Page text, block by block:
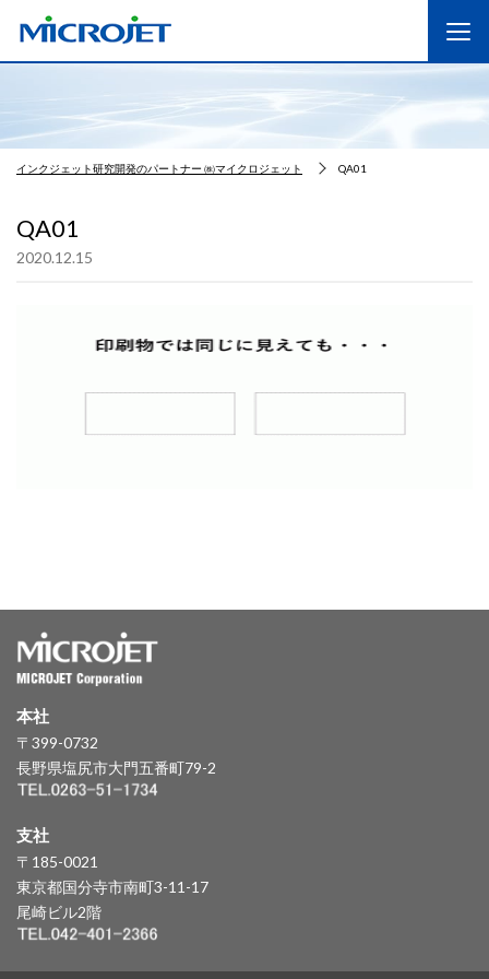
インクジェット研究開発のパートナー ㈱マイクロジェット QA01
QA01
2020.12.15
本社
〒399-0732
長野県塩尻市大門五番町79-2
支社
〒185-0021
東京都国分寺市南町3-11-17
尾崎ビル2階